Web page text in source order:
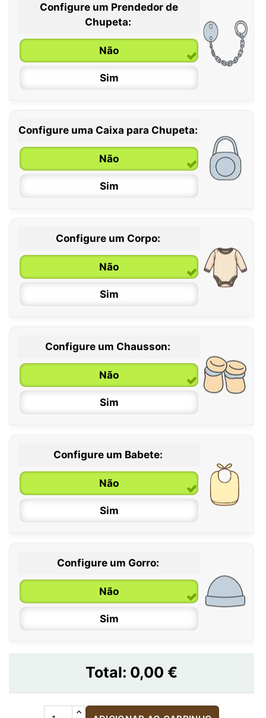
0 / 6 meses
6 / 36 meses
Configure um Prendedor de
Chupeta:
Não
Sim
Configure uma Caixa para Chupeta:
Não
Sim
Configure um Corpo:
Não
Sim
0 / 6 meses
6 / 12 meses
12 / 18 meses
Configure um Chausson:
Não
Sim
Configure um Babete:
Não
Sim
Configure um Gorro:
Não
Sim
Total: 0,00 €